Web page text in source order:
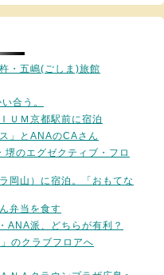
・五嶋(ごしま)旅館
合う。
ＵＭ京都駅前に宿泊
」とANAのCAさん
のエグゼクティブ・フロ
岡山）に宿泊。「おもてな
弁当を食す
ANA派、どちらが有利？
のクラブフロアへ